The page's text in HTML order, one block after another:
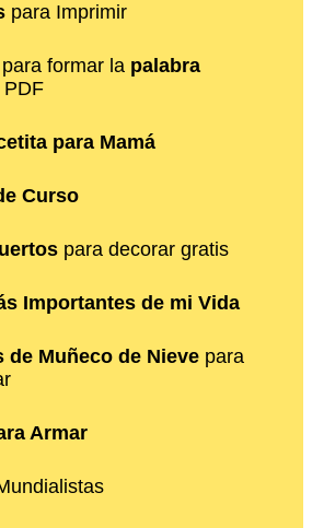
para Imprimir
formar la palabra
PDF
para Mamá
Curso
para decorar gratis
Importantes de mi Vida
de Muñeco de Nieve para
Armar